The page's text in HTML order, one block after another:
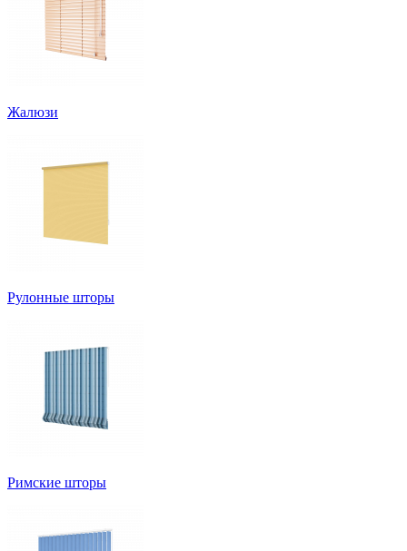
Жалюзи
Рулонные шторы
Римские шторы